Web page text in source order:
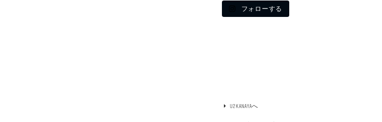
フォローする
U2KANAYAへ